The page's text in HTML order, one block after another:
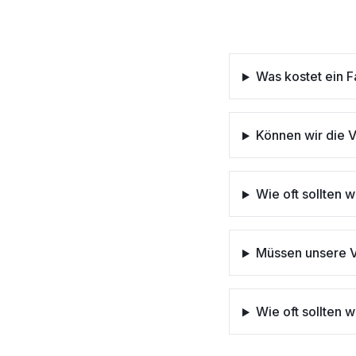
Was kostet ein
Können wir die
Wie oft sollten
Müssen unsere
Wie oft sollten